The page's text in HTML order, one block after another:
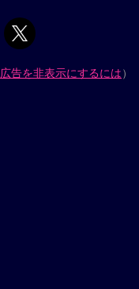
広告を非表示にするには）